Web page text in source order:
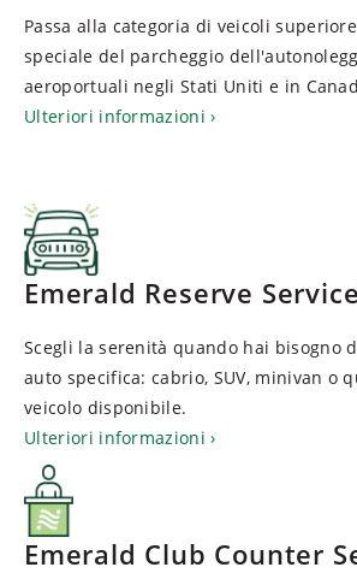
Passa alla categoria di veicoli
speciale del parcheggio
aeroportuali negli Stati Uniti e in
Ulteriori informazioni
Emerald Reserve
Scegli la serenità quando hai bisogno
auto specifica: cabrio, SUV, minivan o
veicolo disponibile.
Ulteriori informazioni
Emerald Club Counter